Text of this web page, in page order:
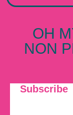
OH
NON
Subscribe